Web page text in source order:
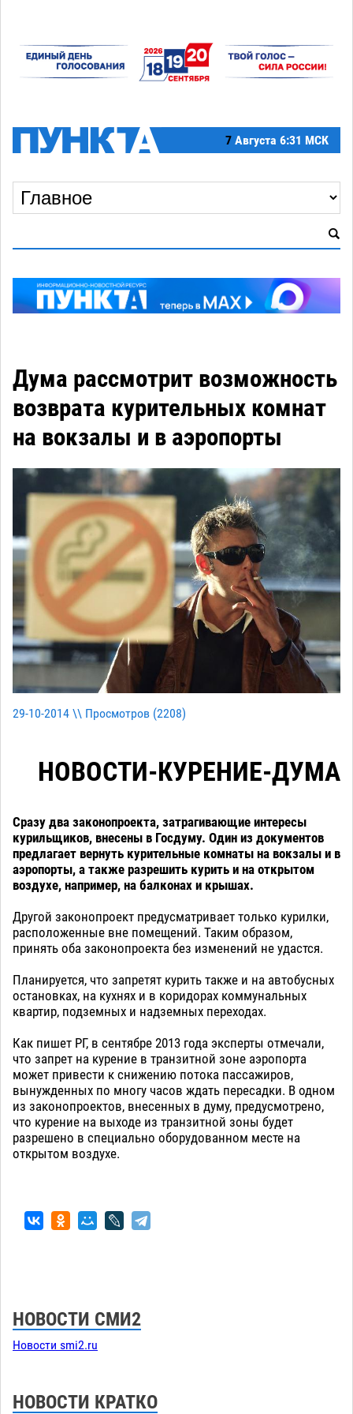
7 Августа 6:31 МСК
Дума рассмотрит возможность
возврата курительных комнат
на вокзалы и в аэропорты
29-10-2014 \\ Просмотров (2208)
НОВОСТИ-КУРЕНИЕ-ДУМА
Сразу два законопроекта, затрагивающие интересы
курильщиков, внесены в Госдуму. Один из документов
предлагает вернуть курительные комнаты на вокзалы и в
аэропорты, а также разрешить курить и на открытом
воздухе, например, на балконах и крышах.
Другой законопроект предусматривает только курилки,
расположенные вне помещений. Таким образом,
принять оба законопроекта без изменений не удастся.
Планируется, что запретят курить также и на автобусных
остановках, на кухнях и в коридорах коммунальных
квартир, подземных и надземных переходах.
Как пишет РГ, в сентябре 2013 года эксперты отмечали,
что запрет на курение в транзитной зоне аэропорта
может привести к снижению потока пассажиров,
вынужденных по многу часов ждать пересадки. В одном
из законопроектов, внесенных в думу, предусмотрено,
что курение на выходе из транзитной зоны будет
разрешено в специально оборудованном месте на
открытом воздухе.
НОВОСТИ СМИ2
Новости smi2.ru
НОВОСТИ КРАТКО